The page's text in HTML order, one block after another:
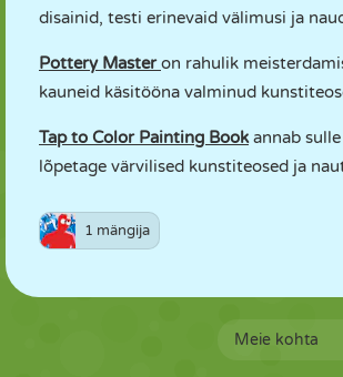
disainid, testi erinevaid välimusi ja
Pottery Master on rahulik
kauneid käsitööna valminud
Tap to Color Painting Bookannab
lõpetage värvilised kunstiteosed ja
1 mängija
Meie kohta